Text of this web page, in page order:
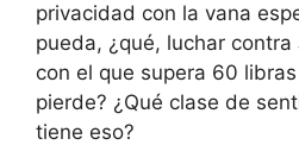
privacidad con la vana
pueda, ¿qué, luchar
con el que supera 60
pierde? ¿Qué clase de
tiene eso?